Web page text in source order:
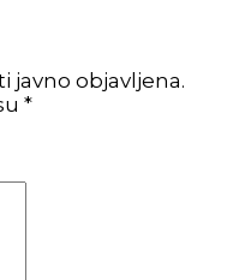
javno objavljena.
*